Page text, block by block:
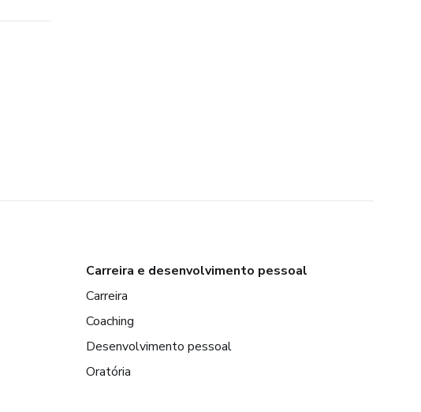
Carreira e desenvolvimento pessoal
Carreira
Coaching
Desenvolvimento pessoal
Oratória